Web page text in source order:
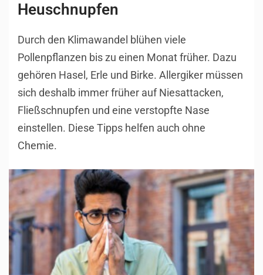
Heuschnupfen
Durch den Klimawandel blühen viele
Pollenpflanzen bis zu einen Monat früher. Dazu
gehören Hasel, Erle und Birke. Allergiker müssen
sich deshalb immer früher auf Niesattacken,
Fließschnupfen und eine verstopfte Nase
einstellen. Diese Tipps helfen auch ohne
Chemie.